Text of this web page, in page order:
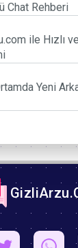
Chat Rehberi
ile Hızlı
Yeni